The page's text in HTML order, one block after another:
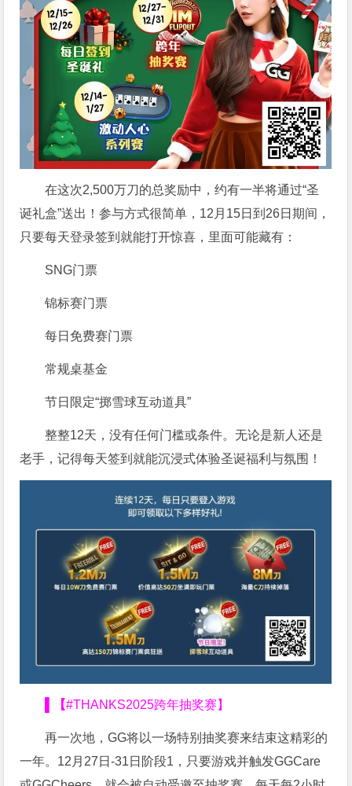
在这次2,500万刀的总奖励中，约有一半将通过“圣
诞礼盒”送出！参与方式很简单，12月15日到26日期间，
只要每天登录签到就能打开惊喜，里面可能藏有：
SNG门票
锦标赛门票
每日免费赛门票
常规桌基金
节日限定“掷雪球互动道具”
整整12天，没有任何门槛或条件。无论是新人还是
老手，记得每天签到就能沉浸式体验圣诞福利与氛围！
▌【#THANKS2025跨年抽奖赛】
再一次地，GG将以一场特别抽奖赛来结束这精彩的
一年。12月27日-31日阶段1，只要游戏并触发GGCare